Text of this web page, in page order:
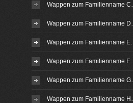
Wappen zum Familienname C…
Wappen zum Familienname D…
Wappen zum Familienname E…
Wappen zum Familienname F…
Wappen zum Familienname G…
Wappen zum Familienname H…